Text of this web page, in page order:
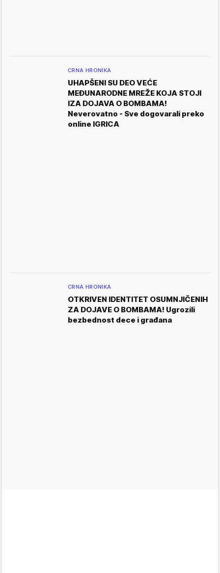
CRNA HRONIKA
UHAPŠENI SU DEO VEĆE
MEĐUNARODNE MREŽE KOJA STOJI
IZA DOJAVA O BOMBAMA!
Neverovatno - Sve dogovarali preko
online IGRICA
CRNA HRONIKA
OTKRIVEN IDENTITET OSUMNJIČENIH
ZA DOJAVE O BOMBAMA! Ugrozili
bezbednost dece i građana